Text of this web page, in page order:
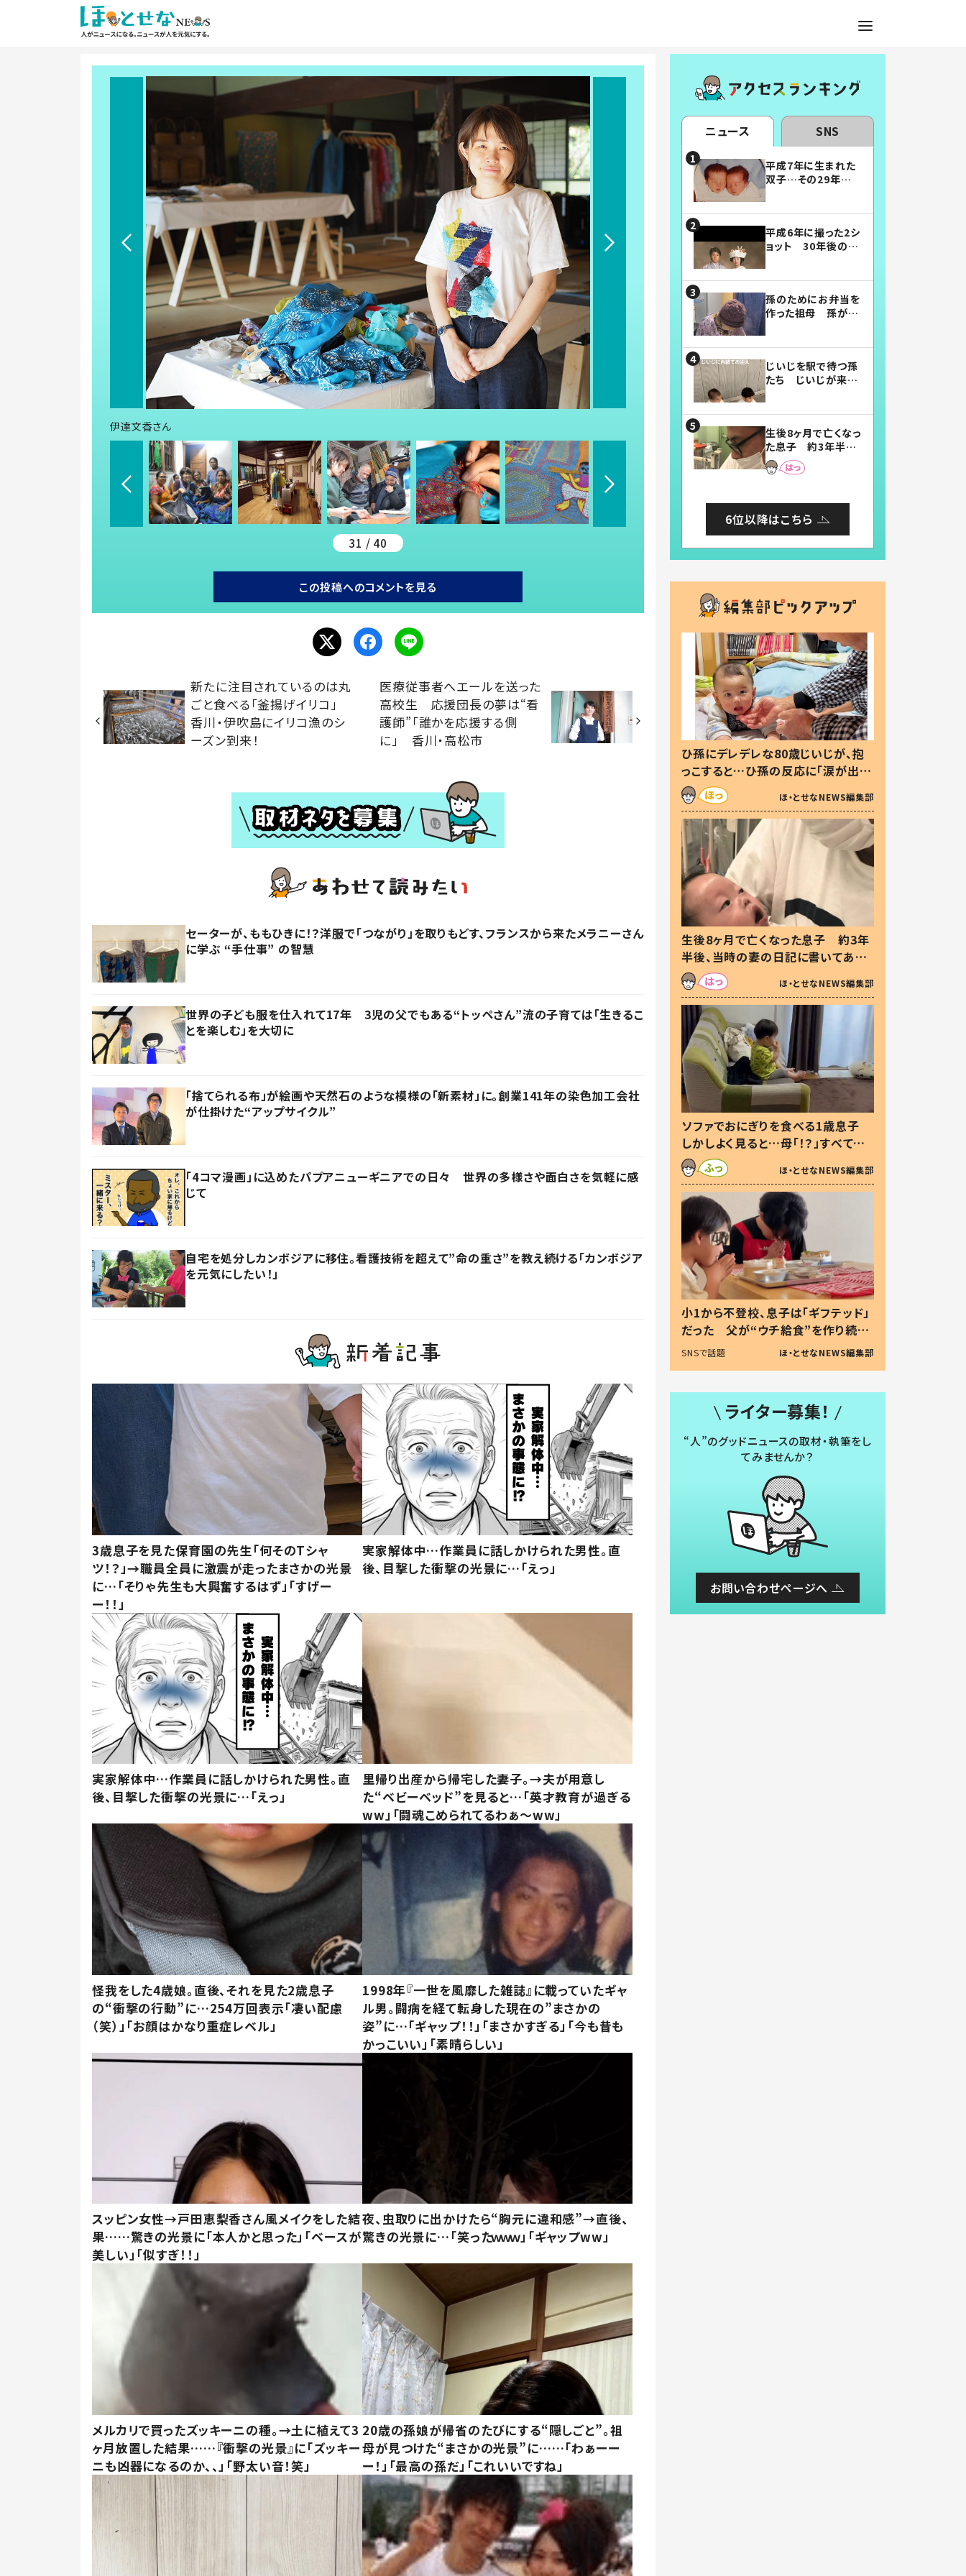
伊達文香さん
31 / 40
この投稿へのコメントを見る
新たに注目されているのは丸
ごと食べる「釜揚げイリコ」
香川・伊吹島にイリコ漁のシ
ーズン到来！
医療従事者へエールを送った
高校生 応援団長の夢は“看
護師”「誰かを応援する側
に」 香川・高松市
セーターが、ももひきに！？洋服で「つながり」を取りもどす、フランスから来たメラニーさん
に学ぶ “手仕事” の智慧
世界の子ども服を仕入れて17年 3児の父でもある“トッペさん”流の子育ては「生きるこ
とを楽しむ」を大切に
「捨てられる布」が絵画や天然石のような模様の「新素材」に。創業141年の染色加工会社
が仕掛けた“アップサイクル”
「4コマ漫画」に込めたパプアニューギニアでの日々 世界の多様さや面白さを気軽に感
じて
自宅を処分しカンボジアに移住。看護技術を超えて”命の重さ”を教え続ける「カンボジア
を元気にしたい！」
3歳息子を見た保育園の先生「何そのTシャ
ツ！？」→職員全員に激震が走ったまさかの光景
に…「そりゃ先生も大興奮するはず」「すげー
ー！！」
実家解体中…作業員に話しかけられた男性。直
後、目撃した衝撃の光景に…「えっ」
実家解体中…作業員に話しかけられた男性。直
後、目撃した衝撃の光景に…「えっ」
里帰り出産から帰宅した妻子。→夫が用意し
た“ベビーベッド”を見ると…「英才教育が過ぎる
ww」「闘魂こめられてるわぁ～ww」
怪我をした4歳娘。直後、それを見た2歳息子
の“衝撃の行動”に…254万回表示「凄い配慮
（笑）」「お顔はかなり重症レベル」
1998年『一世を風靡した雑誌』に載っていたギャ
ル男。闘病を経て転身した現在の”まさかの
姿”に…「ギャップ！！」「まさかすぎる」「今も昔も
かっこいい」「素晴らしい」
スッピン女性→戸田恵梨香さん風メイクをした結
果……驚きの光景に「本人かと思った」「ベースが
美しい」「似すぎ！！」
夜、虫取りに出かけたら“胸元に違和感”→直後、
驚きの光景に…「笑ったｗｗｗ」「ギャップww」
メルカリで買ったズッキーニの種。→土に植えて3
ヶ月放置した結果……『衝撃の光景』に「ズッキー
ニも凶器になるのか、、」「野太い音！笑」
20歳の孫娘が帰省のたびにする“隠しごと”。祖
母が見つけた“まさかの光景”に……「わぁーー
ー！」「最高の孫だ」「これいいですね」
ニュース SNS
平成7年に生まれた
双子…その29年後
平成6年に撮った2シ
ョット 30年後の姿
孫のためにお弁当を
作った祖母 孫が絶
じいじを駅で待つ孫
たち じいじが来た
まらない」「幸せにな
れる」
生後8ヶ月で亡くなっ
た息子 約3年半
後、当時の妻の日記
に書いてあった本音
6位以降はこちら
ひ孫にデレデレな80歳じいじが、抱
っこすると…ひ孫の反応に「涙が出ま
した」「可愛くて仕方ない」
ほ・とせなNEWS編集部
生後8ヶ月で亡くなった息子 約3年
半後、当時の妻の日記に書いてあっ
た本音とは
ほ・とせなNEWS編集部
ソファでおにぎりを食べる1歳息子
しかしよく見ると…母「！？」すべてを
察した母の投稿に「可愛いから許
す！」「現行犯〜」
ほ・とせなNEWS編集部
小1から不登校、息子は「ギフテッド」
だった 父が“ウチ給食”を作り続け
る理由とは #令和の親 #令和の子
SNSで話題 ほ・とせなNEWS編集部
ライター募集！
“人”のグッドニュースの取材・執筆をし
てみませんか？
お問い合わせページへ